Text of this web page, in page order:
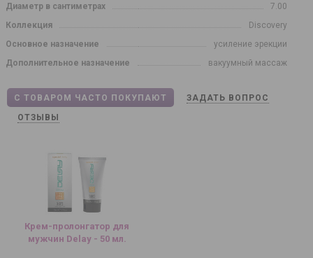
Диаметр в сантиметрах
7.00
Коллекция
Discovery
Основное назначение
усиление эрекции
Дополнительное назначение
вакуумный массаж
С ТОВАРОМ ЧАСТО ПОКУПАЮТ
ЗАДАТЬ ВОПРОС
ОТЗЫВЫ
Крем-пролонгатор для
мужчин Delay - 50 мл.